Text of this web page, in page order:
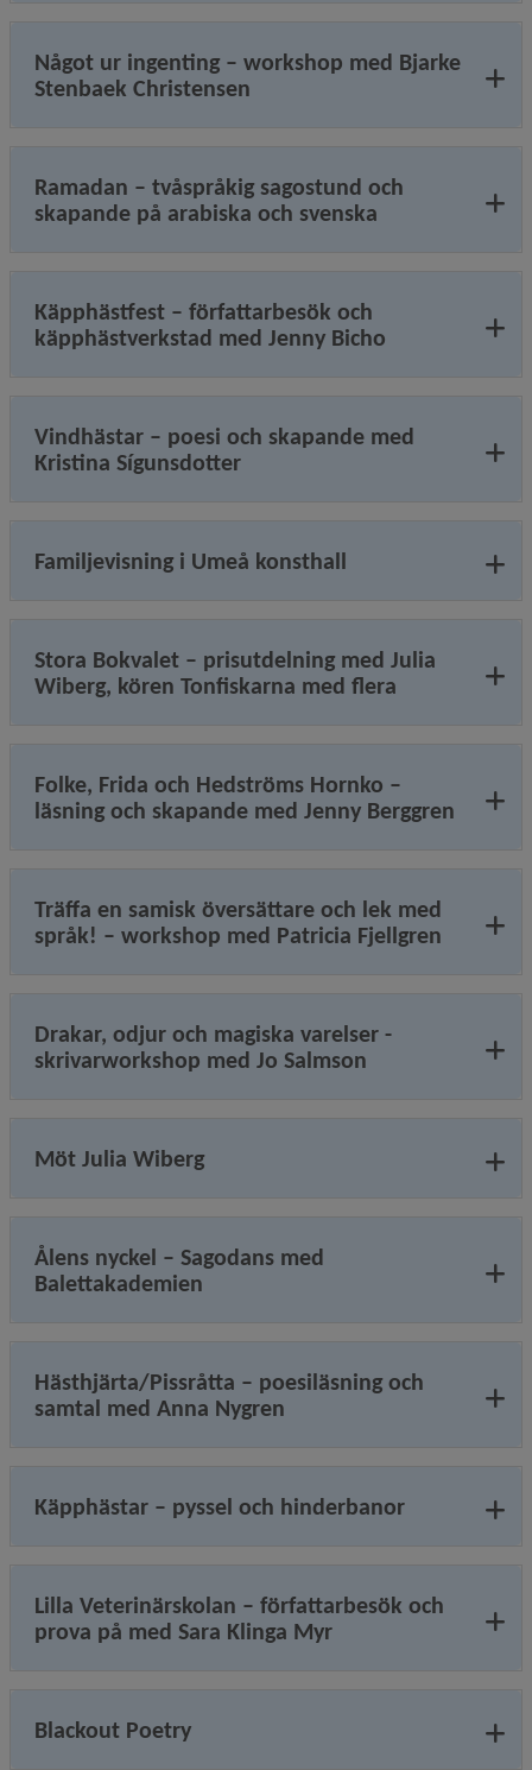
Något ur ingenting – workshop med Bjarke
Stenbaek Christensen
Ramadan – tvåspråkig sagostund och
skapande på arabiska och svenska
Käpphästfest – författarbesök och
käpphästverkstad med Jenny Bicho
Vindhästar – poesi och skapande med
Kristina Sígunsdotter
Familjevisning i Umeå konsthall
Stora Bokvalet – prisutdelning med Julia
Wiberg, kören Tonfiskarna med flera
Folke, Frida och Hedströms Hornko –
läsning och skapande med Jenny Berggren
Träffa en samisk översättare och lek med
språk! – workshop med Patricia Fjellgren
Drakar, odjur och magiska varelser -
skrivarworkshop med Jo Salmson
Möt Julia Wiberg
Ålens nyckel – Sagodans med
Balettakademien
Hästhjärta/Pissråtta – poesiläsning och
samtal med Anna Nygren
Käpphästar – pyssel och hinderbanor
Lilla Veterinärskolan – författarbesök och
prova på med Sara Klinga Myr
Blackout Poetry